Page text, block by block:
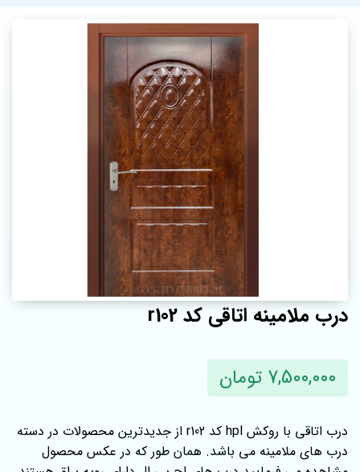
درب ملامینه اتاقی کد r102
7,500,000 تومان
درب اتاقی با روکش hpl کد r102 از جدیدترین محصولات در دسته
درب های ملامینه می باشد. همان طور که در عکس محصول